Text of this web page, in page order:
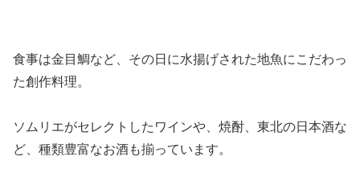
食事は金目鯛など、その日に水揚げされた地魚にこだわっ
た創作料理。
ソムリエがセレクトしたワインや、焼酎、東北の日本酒な
ど、種類豊富なお酒も揃っています。